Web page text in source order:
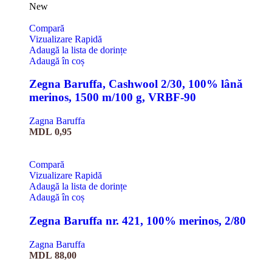
New
Compară
Vizualizare Rapidă
Adaugă la lista de dorințe
Adaugă în coș
Zegna Baruffa, Cashwool 2/30, 100% lână
merinos, 1500 m/100 g, VRBF-90
Zagna Baruffa
MDL 0,95
Compară
Vizualizare Rapidă
Adaugă la lista de dorințe
Adaugă în coș
Zegna Baruffa nr. 421, 100% merinos, 2/80
Zagna Baruffa
MDL 88,00